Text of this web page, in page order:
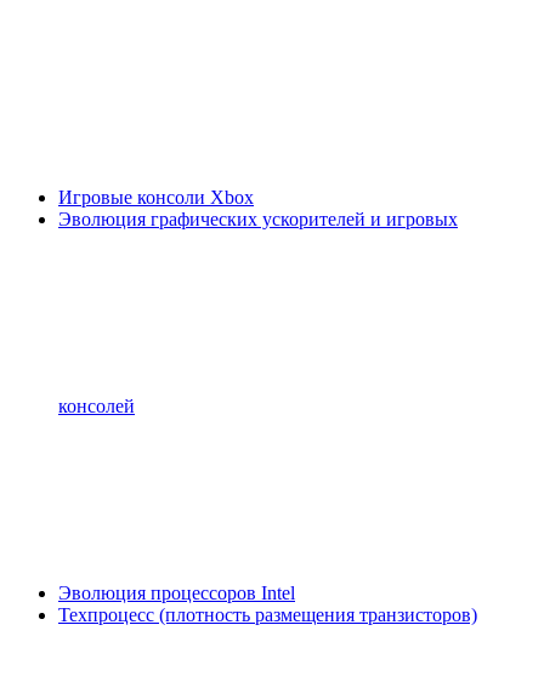
Игровые консоли Xbox
Эволюция графических ускорителей и игровых
консолей
Эволюция процессоров Intel
Техпроцесс (плотность размещения транзисторов)